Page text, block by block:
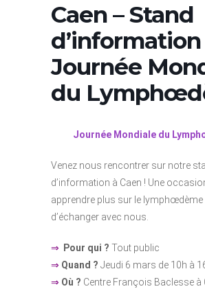
Caen – Stand
d’information
Journée
du
Journée Mondiale du
Venez nous rencontrer sur notre
d’information à Caen ! Une
apprendre plus sur le lymphœdème
d’échanger avec nous.
⇒ Pour qui ? Tout public
⇒ Quand ? Jeudi 6 mars de 10h à
⇒ Où ? Centre François Baclesse à